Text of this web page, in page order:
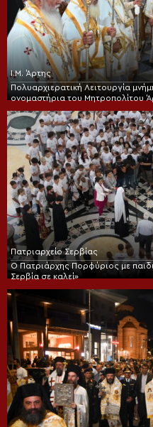
Ι.Μ. Άρτης
Πολυαρχιερατική Λειτουργία
ονομαστήρια του Μητροπολίτου
Πατριαρχείο Σερβίας
Ο Πατριάρχης Πορφύριος με
Σερβία σε καλεί»